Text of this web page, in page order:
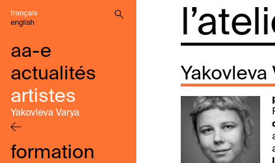
français
english
aa-e
actualités
artistes
Yakovleva Varya
formation
Yakovleva